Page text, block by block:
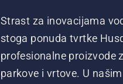
Strast za inovacijama
stoga ponuda tvrtke
profesionalne proizvode
parkove i vrtove. U